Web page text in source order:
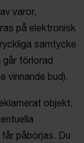
varor,
på elektronisk
samtycke
går förlorad
vinnande bud).
objekt,
påbörjas. Du